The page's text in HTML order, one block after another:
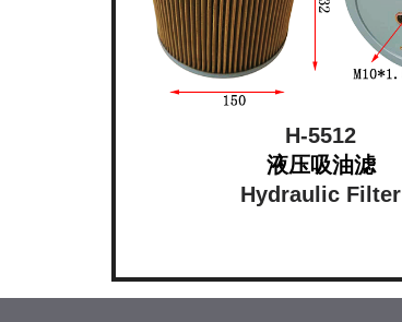
H-5512
液压吸油滤
Hydraulic Filter